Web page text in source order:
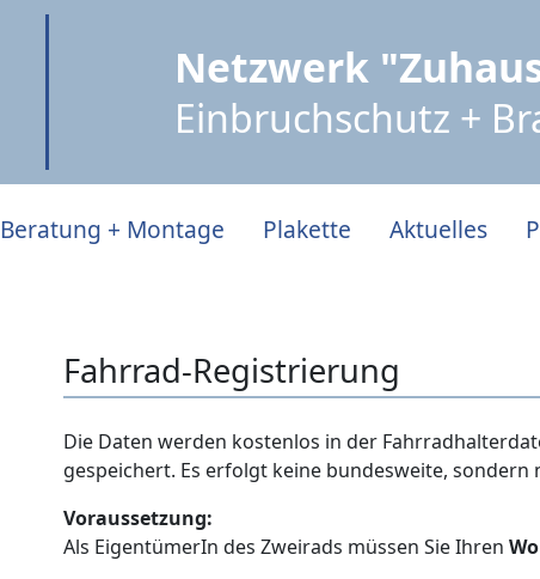
Netzwerk
Einbruchschutz +
Beratung + Montage Plakette Aktuelles
Fahrrad-Registrierung
Die Daten werden kostenlos in der
gespeichert. Es erfolgt keine bundesweite,
Voraussetzung:
Als EigentümerIn des Zweirads müssen Sie Ihren